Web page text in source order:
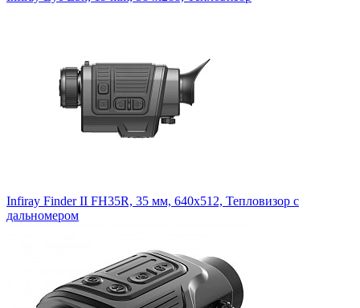
Infiray Finder II FH35R, 35 мм, 640x512, Тепловизор с
дальномером